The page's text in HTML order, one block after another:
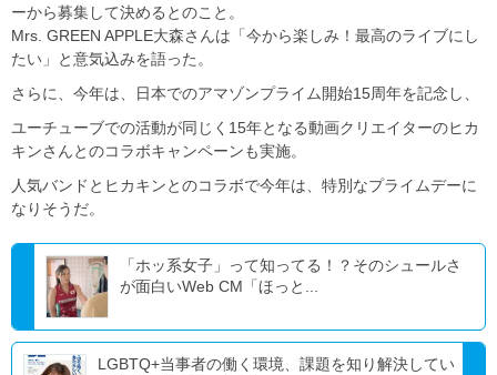
ーから募集して決めるとのこと。
Mrs. GREEN APPLE大森さんは「今から楽しみ！最高のライブにし
たい」と意気込みを語った。
さらに、今年は、日本でのアマゾンプライム開始15周年を記念し、
ユーチューブでの活動が同じく15年となる動画クリエイターのヒカ
キンさんとのコラボキャンペーンも実施。
人気バンドとヒカキンとのコラボで今年は、特別なプライムデーに
なりそうだ。
「ホッ系女子」って知ってる！？そのシュールさ
が面白いWeb CM「ほっと...
LGBTQ+当事者の働く環境、課題を知り解決してい